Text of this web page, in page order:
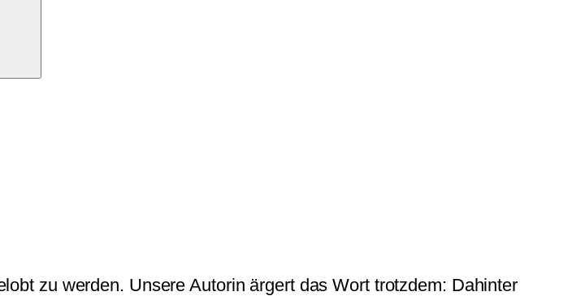
zu werden. Unsere Autorin ärgert das Wort trotzdem: Dahinter